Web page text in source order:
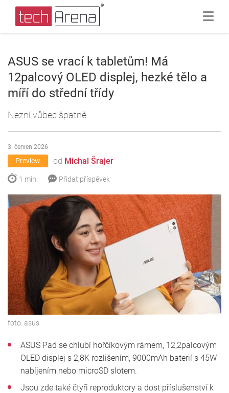
ASUS se vrací k tabletům! Má
12palcový OLED displej, hezké tělo a
míří do střední třídy
Nezní vůbec špatně
Preview od Michal Šrajer
3. červen 2026
1 min. Přidat příspěvek
foto: asus
ASUS Pad se chlubí hořčíkovým rámem, 12,2palcovým
OLED displej s 2,8K rozlišením, 9000mAh baterií s 45W
nabíjením nebo microSD slotem.
Jsou zde také čtyři reproduktory a dost příslušenství k